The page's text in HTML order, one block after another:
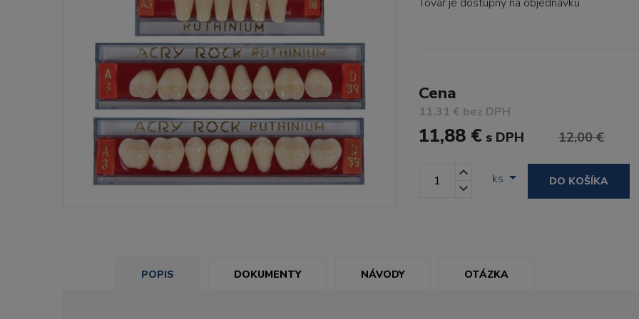
Cena
11,31 € bez DPH
11,88 € s DPH 12,00 €
ks DO KOŠÍKA
POPIS DOKUMENTY NÁVODY OTÁZKA